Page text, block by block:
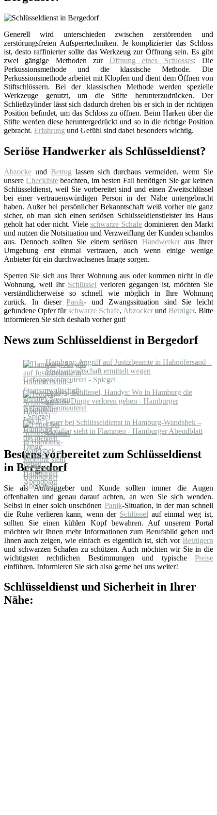
Generell wird unterschieden zwischen zerstörenden und
zerstörungsfreien Aufsperrtechniken. Je komplizierter das Schloss
ist, desto raffinierter sollte das Werkzeug zur Öffnung sein. Es gibt
zwei gängige Methoden zur Öffnung eines Schlosses: Die
Perkussionsmethode und die klassische Methode. Die
Perkussionsmethode arbeitet mit Klopfen und dient dem Öffnen von
Stiftschlössern. Bei der klassischen Methode werden spezielle
Werkzeuge genutzt, um die Stifte herunterzudrücken. Der
Schließzylinder lässt sich dadurch drehen bis er sich in der richtigen
Position befindet, um das Schloss zu öffnen. Beim Harken über die
Stifte werden diese heruntergedrückt und so in die richtige Position
gebracht. Erfahrung und Gefühl sind dabei besonders wichtig.
Seriöse Handwerker als Schlüsseldienst?
Abzocke und Betrug lassen sich durchaus vermeiden, wenn Sie
unsere Checklistebeachten, im besten Fall benötigen Sie gar keinen
Schlüsseldienst, weil Sie vorbereitet sind und einen Zweitschlüssel
bei einer vertrauenswürdigen Person in der Nähe untergebracht
haben. Außer bei persönlicher Bekanntschaft weiß vorher nie ganz
sicher, ob man sich einen seriösen Schlüsseldienstleister ins Haus
geholt hat oder nicht. Vieleschwarze Schafe dominieren den Markt
und nutzen die Notsituation und Verzweiflung der Kunden schamlos
aus. Dennoch sollten Sie einem seriösen Handwerkeraus Ihrer
Umgebung erst einmal vertrauen, auch wenn einige wenige
Anbieter für ein durchwachsenes Image sorgen.
Sperren Sie sich aus Ihrer Wohnung aus oder kommen nicht in die
Wohnung, weil Ihr Schlüssel verloren gegangen ist, möchten Sie
verständlicherweise so schnell wie möglich in Ihre Wohnung
zurück. In dieserPanik- und Zwangssituation sind Sie leicht
gefundene Opfer fürschwarze Schafe, Abzocker und Betrüger. Bitte
informieren Sie sich deshalb vorher gut!
News zum Schlüsseldienst in Bergedorf
Hamburg: Angriff auf Justizbeamte in Hahnöfersand –
Staatsanwaltschaft ermittelt wegen
Gefangenenmeuterei - Spiegel
Teddys, Schlüssel, Handys: Wo in Hamburg die
meisten Dinge verloren gehen - Hamburger
Abendblatt
Feuer bei Schlüsseldienst in Hamburg-Wandsbek –
Mobiliar steht in Flammen - Hamburger Abendblatt
Bestens vorbereitet zum Schlüsseldienst
in Bergedorf
Sie als Auftraggeber und Kunde sollten immer die Augen
offenhalten und genau darauf achten, an wen Sie sich wenden.
Selbst in einer solch unschönen Panik-Situation, in der man schnell
die Ruhe verlieren kann, wenn der Schlüssel auf einmal weg ist,
sollten Sie einen kühlen Kopf bewahren. Auf unserem Portal
möchten wir Ihnen mehr Informationen zum Berufsbild geben und
Ihnen auch zeigen, wie einfach es eigentlich ist, sich vor Betrügern
und schwarzen Schafen zu schützen. Auch möchten wir Sie in die
wichtigsten rechtlichen Bestimmungen und typische Preise
einführen. Informieren Sie sich also gerne bei uns weiter!
Schlüsseldienst und Sicherheit in Ihrer
Nähe: